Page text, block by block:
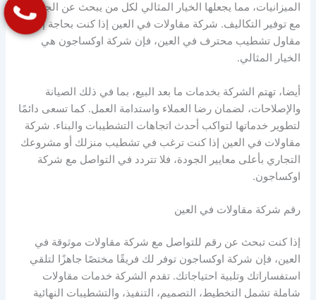
الميزانيات، مما يجعلها الخيار المثالي لكل من يبحث عن الجودة
مع توفير التكاليف. شركة مقاولات في العين إذا كنت بحاجة إلى
مقاول تشطيب محترف في العين، فإن شركة اوكساجون هي
الخيار المثالي.
أيضا، تهتم الشركة بخدمات ما بعد البيع، بما في ذلك الصيانة
والإصلاحات، لضمان رضا العملاء واستدامة العمل. كما تسعى دائمًا
لتطوير خدماتها لتواكب أحدث اتجاهات التشطيبات والبناء. شركة
مقاولات في العين إذا كنت ترغب في تشطيب منزلك أو مشروعك
التجاري بأعلى معايير الجودة، فلا تتردد في التواصل مع شركة
اوكساجون.
رقم شركة مقاولات في العين
إذا كنت تبحث عن رقم للتواصل مع شركة مقاولات موثوقة في
العين، فإن شركة اوكساجون توفر لك فريقًا مختصًا جاهزًا لتلقي
استفساراتك وتلبية احتياجاتك. تقدم الشركة خدمات مقاولات
شاملة تشمل التخطيط، التصميم، التنفيذ، والتشطيبات النهائية